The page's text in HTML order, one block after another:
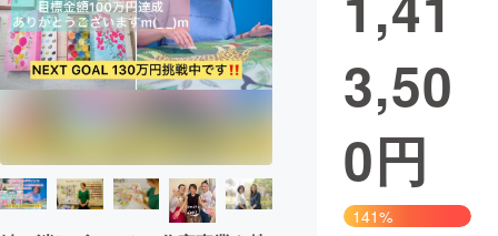
映像・映画
まちづくり・地域活性化
3,50
0円
141%